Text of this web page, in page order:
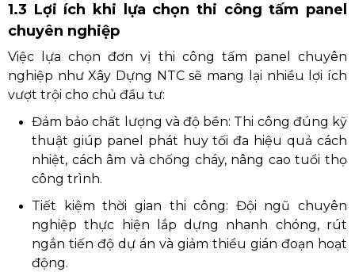
1.3 Lợi ích khi lựa chọn thi công tấm panel
chuyên nghiệp
Việc lựa chọn đơn vị thi công tấm panel chuyên
nghiệp như Xây Dựng NTC sẽ mang lại nhiều lợi ích
vượt trội cho chủ đầu tư:
Đảm bảo chất lượng và độ bền: Thi công đúng kỹ
thuật giúp panel phát huy tối đa hiệu quả cách
nhiệt, cách âm và chống cháy, nâng cao tuổi thọ
công trình.
Tiết kiệm thời gian thi công: Đội ngũ chuyên
nghiệp thực hiện lắp dựng nhanh chóng, rút
ngắn tiến độ dự án và giảm thiểu gián đoạn hoạt
động.